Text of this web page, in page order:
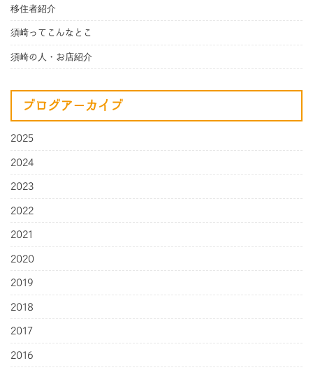
移住者紹介
須崎ってこんなとこ
須崎の人・お店紹介
ブログアーカイブ
2025
2024
2023
2022
2021
2020
2019
2018
2017
2016